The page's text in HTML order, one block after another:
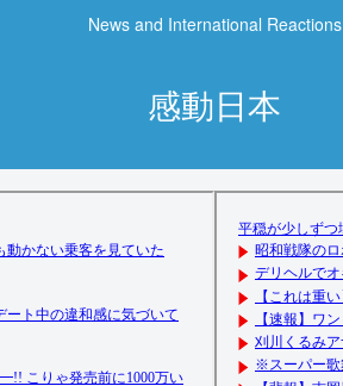
News and International Reactions
感動日本